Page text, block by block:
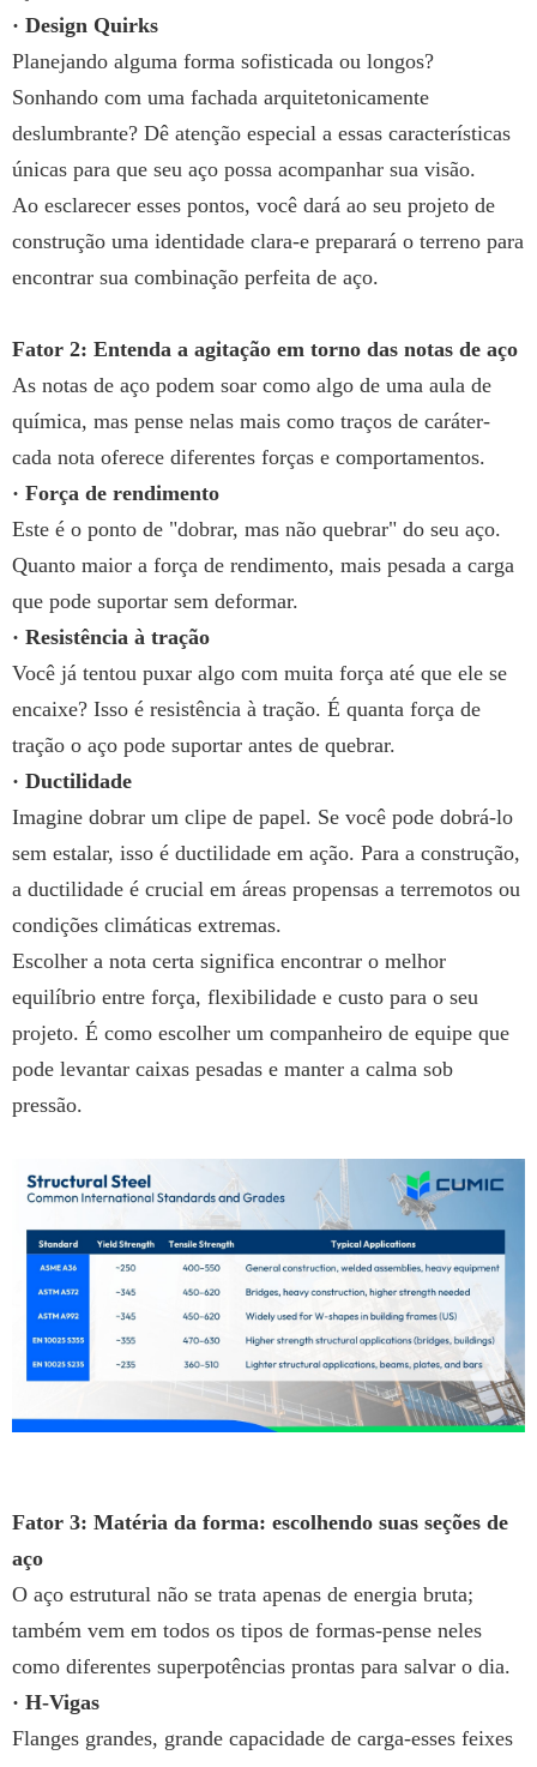
· Design Quirks
Planejando alguma forma sofisticada ou longos?
Sonhando com uma fachada arquitetonicamente
deslumbrante? Dê atenção especial a essas características
únicas para que seu aço possa acompanhar sua visão.
Ao esclarecer esses pontos, você dará ao seu projeto de
construção uma identidade clara-e preparará o terreno para
encontrar sua combinação perfeita de aço.
Fator 2: Entenda a agitação em torno das notas de aço
As notas de aço podem soar como algo de uma aula de
química, mas pense nelas mais como traços de caráter-
cada nota oferece diferentes forças e comportamentos.
· Força de rendimento
Este é o ponto de "dobrar, mas não quebrar" do seu aço.
Quanto maior a força de rendimento, mais pesada a carga
que pode suportar sem deformar.
· Resistência à tração
Você já tentou puxar algo com muita força até que ele se
encaixe? Isso é resistência à tração. É quanta força de
tração o aço pode suportar antes de quebrar.
· Ductilidade
Imagine dobrar um clipe de papel. Se você pode dobrá-lo
sem estalar, isso é ductilidade em ação. Para a construção,
a ductilidade é crucial em áreas propensas a terremotos ou
condições climáticas extremas.
Escolher a nota certa significa encontrar o melhor
equilíbrio entre força, flexibilidade e custo para o seu
projeto. É como escolher um companheiro de equipe que
pode levantar caixas pesadas e manter a calma sob
pressão.
Fator 3: Matéria da forma: escolhendo suas seções de
aço
O aço estrutural não se trata apenas de energia bruta;
também vem em todos os tipos de formas-pense neles
como diferentes superpotências prontas para salvar o dia.
· H-Vigas
Flanges grandes, grande capacidade de carga-esses feixes